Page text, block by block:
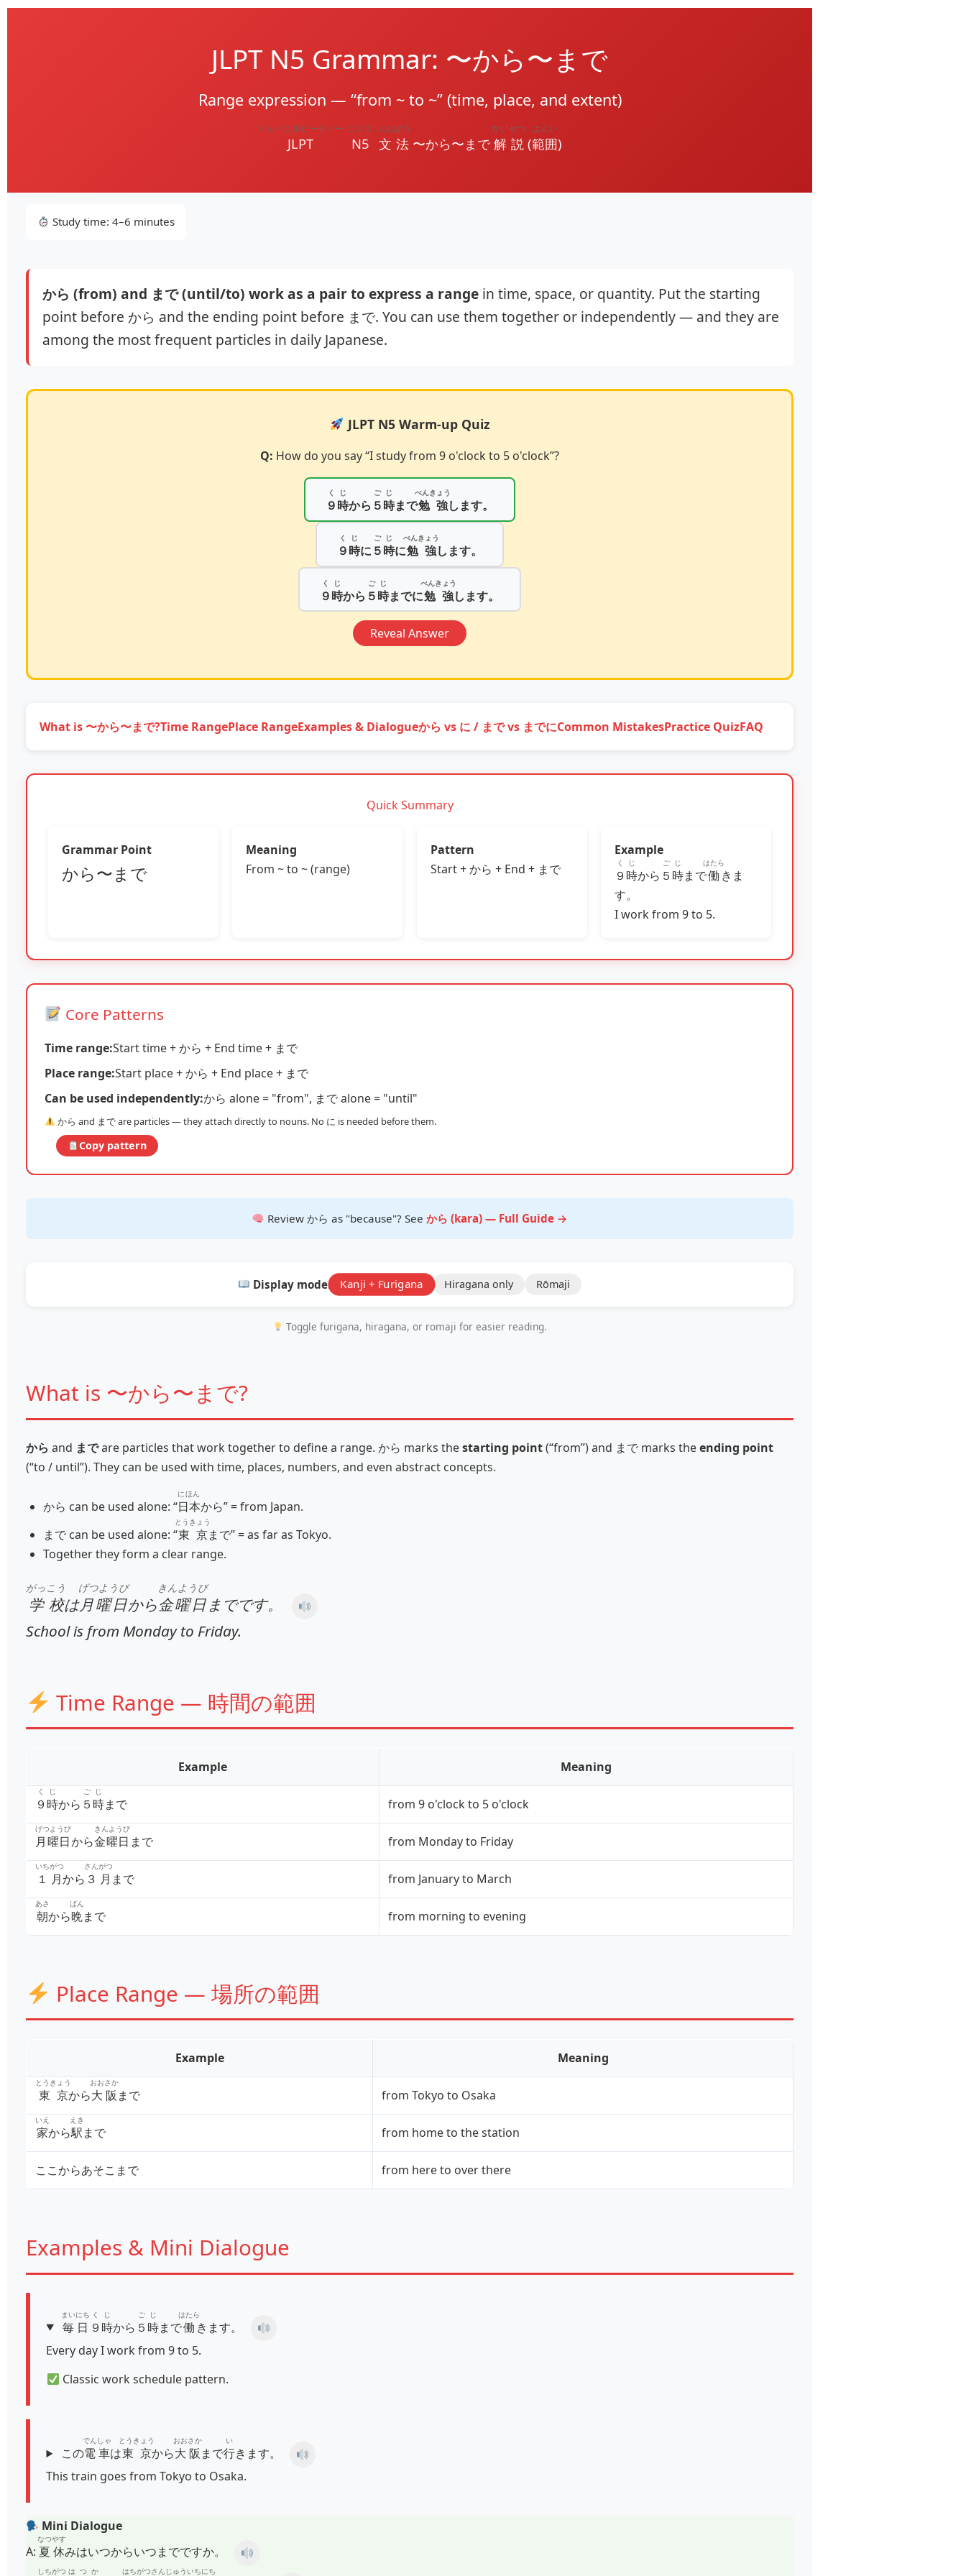
JLPT N5 Grammar: 〜から〜まで
Range expression — “from ~ to ~” (time, place, and extent)
JLPT
ジェイエルピーティー
N5
エヌゴ
文法
ぶんぽう
〜から〜まで解説
かいせつ
(範囲
はんい
)
Study time: 4–6 minutes
から (from) and まで (until/to) work as a pair to express a range in time, space, or quantity. Put the starting
point before から and the ending point before まで. You can use them together or independently — and they are
among the most frequent particles in daily Japanese.
JLPT N5 Warm-up Quiz
Q: How do you say “I study from 9 o'clock to 5 o'clock”?
９時
くじ
から ５時
ごじ
まで勉強
べんきょう
します。
９時
くじ
に ５時
ごじ
に勉強
べんきょう
します。
９時
くじ
から ５時
ごじ
までに勉強
べんきょう
します。
Reveal Answer
What is 〜から〜まで?Time RangePlace RangeExamples & Dialogueから vs に / まで vs までにCommon MistakesPractice QuizFAQ
Quick Summary
Grammar Point
から〜まで
Meaning
From ~ to ~ (range)
Pattern
Start + から + End + まで
Example
９時
くじ
から ５時
ごじ
まで働
はたら
きま
す。
I work from 9 to 5.
Core Patterns
Time range:Start time + から + End time + まで
Place range:Start place + から + End place + まで
Can be used independently:から alone = "from", まで alone = "until"
から and まで are particles — they attach directly to nouns. No に is needed before them.
Copy pattern
Review から as "because"? See から (kara) — Full Guide →
Display mode: Kanji + Furigana Hiragana only Rōmaji
Toggle furigana, hiragana, or romaji for easier reading.
What is 〜から〜まで?
から and までare particles that work together to define a range. から marks thestarting point(“from”) and まで marks theending point
(“to / until”). They can be used with time, places, numbers, and even abstract concepts.
から can be used alone: “日本
にほん
から” = from Japan.
まで can be used alone: “東京
とうきょう
まで” = as far as Tokyo.
Together they form a clear range.
学校
がっこう
は月曜日
げつようび
から金曜日
きんようび
までです。
School is from Monday to Friday.
Time Range — 時間の範囲
Example Meaning
９時
くじ
から ５時
ごじ
まで from 9 o'clock to 5 o'clock
月曜日
げつようび
から金曜日
きんようび
まで from Monday to Friday
１月
いちがつ
から ３月
さんがつ
まで from January to March
朝
あさ
から晩
ばん
まで from morning to evening
Place Range — 場所の範囲
Example Meaning
東京
とうきょう
から大阪
おおさか
まで from Tokyo to Osaka
家
いえ
から駅
えき
まで from home to the station
ここからあそこ まで from here to over there
Examples & Mini Dialogue
毎日
まいにち
９時
くじ
から ５時
ごじ
まで働
はたら
きます。
Every day I work from 9 to 5.
Classic work schedule pattern.
この電車
でんしゃ
は東京
とうきょう
から大阪
おおさか
まで行
い
きます。
This train goes from Tokyo to Osaka.
Mini Dialogue
A: 夏休
なつやす
みはいつからいつまでですか。
しちがつ はつか はちがつさんじゅういちにち